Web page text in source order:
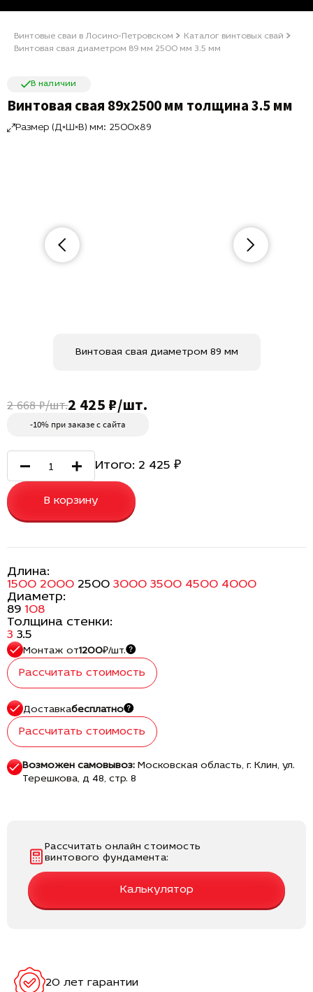
Винтовые сваи в Лосино-Петровском
Каталог винтовых свай
Винтовая свая диаметром 89 мм 2500 мм 3.5 мм
В наличии
Винтовая свая 89х2500 мм толщина 3.5 мм
Размер (Д×Ш×В) мм: 2500x89
2 668 ₽/шт.2 425 ₽/шт.
-10% при заказе с сайта
Итого: 2 425 ₽
В корзину
Длина:
1500 2000 2500 3000 3500 4500 4000
Диаметр:
89 108
Толщина стенки:
3 3.5
Монтаж от1200₽/шт.
Рассчитать стоимость
Доставкабесплатно
Рассчитать стоимость
Возможен самовывоз:Московская область, г. Клин, ул.
Терешкова, д 48, стр. 8
Рассчитать онлайн стоимость
винтового фундамента:
Калькулятор
Винтовая свая диаметром 89 мм
20 лет гарантии